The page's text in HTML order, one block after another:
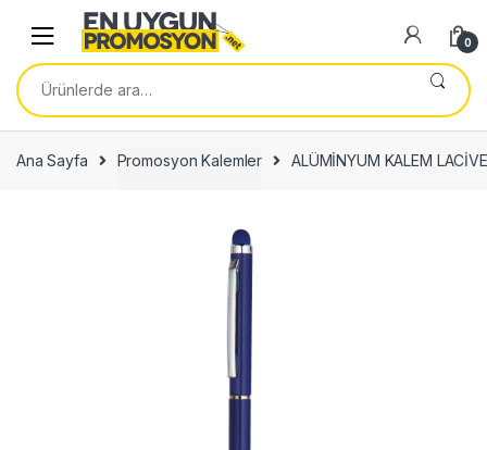
navigation
content
0
Ara:
Ana Sayfa Promosyon Kalemler ALÜMİNYUM KALEM